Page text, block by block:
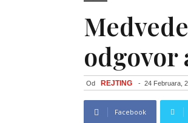
odgovor
Od REJTING - 24 Februara,
Facebook